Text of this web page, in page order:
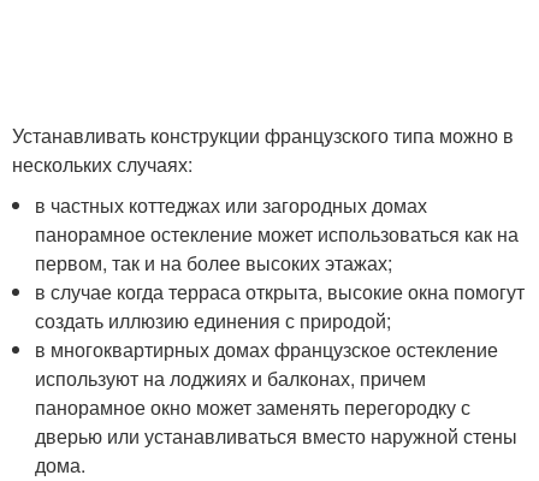
Устанавливать конструкции французского типа можно в
нескольких случаях:
в частных коттеджах или загородных домах
панорамное остекление может использоваться как на
первом, так и на более высоких этажах;
в случае когда терраса открыта, высокие окна помогут
создать иллюзию единения с природой;
в многоквартирных домах французское остекление
используют на лоджиях и балконах, причем
панорамное окно может заменять перегородку с
дверью или устанавливаться вместо наружной стены
дома.